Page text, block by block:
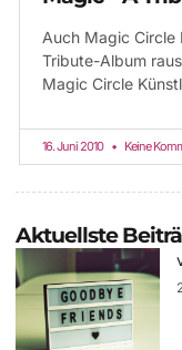
Auch Magic Circle
Tribute-Album
Magic Circle
16. Juni 2010 Keine
Aktuellste